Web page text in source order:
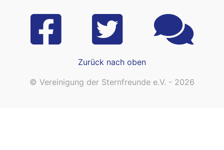
Zurück nach oben
© Vereinigung der Sternfreunde e.V. - 2026